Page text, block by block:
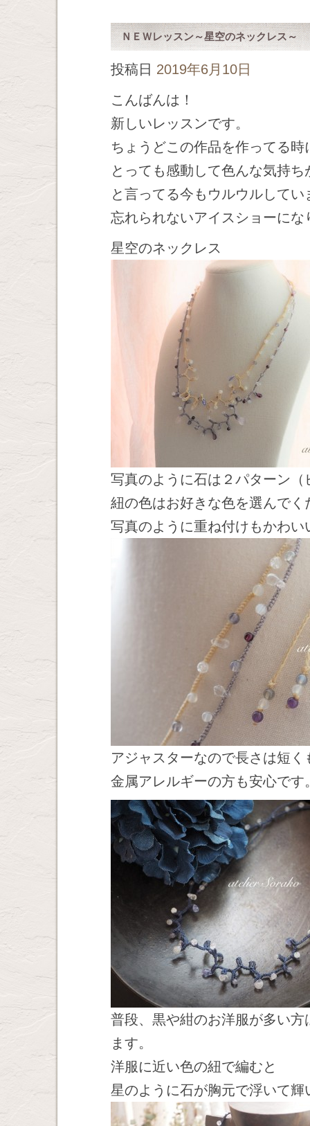
ＮＥＷレッスン～星空のネックレス～
投稿日 2019年6月10日
こんばんは！
新しいレッスンです。
ちょうどこの作品を作ってる
とっても感動して色んな気持
と言ってる今もウルウルしてい
忘れられないアイスショーにな
星空のネックレス
写真のように石は２パターン
紐の色はお好きな色を選んでく
写真のように重ね付けもかわい
アジャスターなので長さは短
金属アレルギーの方も安心です
普段、黒や紺のお洋服が多い
ます。
洋服に近い色の紐で編むと
星のように石が胸元で浮いて輝